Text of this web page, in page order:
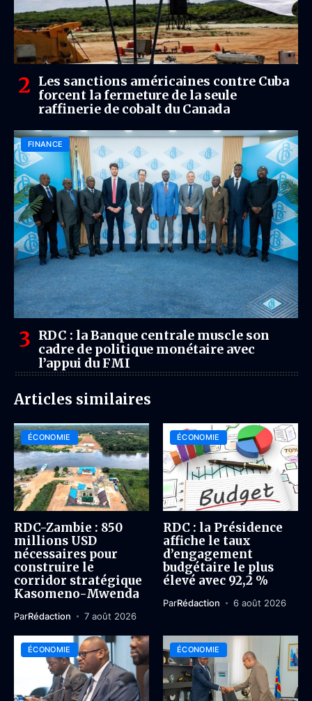
Les sanctions américaines contre Cuba
forcent la fermeture de la seule
raffinerie de cobalt du Canada
FINANCE
RDC : la Banque centrale muscle son
cadre de politique monétaire avec
l’appui du FMI
Articles similaires
ÉCONOMIE
RDC-Zambie : 850
millions USD
nécessaires pour
construire le
corridor stratégique
Kasomeno-Mwenda
ParRédaction 7 août 2026
ÉCONOMIE
RDC : la Présidence
affiche le taux
d’engagement
budgétaire le plus
élevé avec 92,2 %
ParRédaction 6 août 2026
ÉCONOMIE ÉCONOMIE